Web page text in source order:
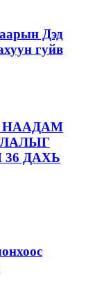
Дэд
гуйв
НААДАМ
ДАХЬ